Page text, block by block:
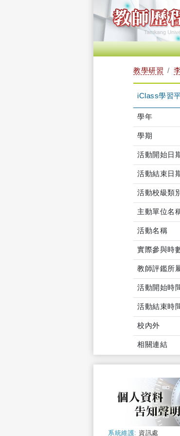
教學研習
iClass學習
學年
學期
活動開始日
活動結束日
活動校級類
主動單位名
活動名稱
實際參與時
教師評鑑所
活動開始時
活動結束時
校內外
相關連結
系統維護: 資訊處